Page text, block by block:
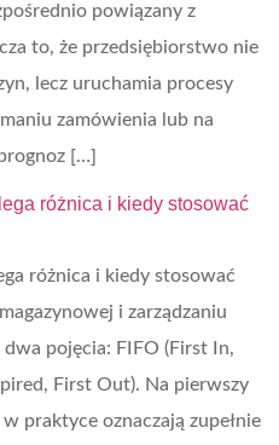
powiązany z
to, że przedsiębiorstwo nie
lecz uruchamia procesy
zamówienia lub na
[…]
różnica i kiedy stosować
różnica i kiedy stosować
i zarządzaniu
pojęcia: FIFO (First In,
First Out). Na pierwszy
praktyce oznaczają zupełnie